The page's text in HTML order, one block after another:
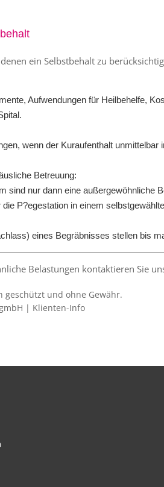
ein Selbstbehalt zu
Aufwendungen für Heilbehelfe,
wenn der Kuraufenthalt
Betreuung:
sind nur dann eine
P?egestation in einem
eines Begräbnisses stellen bis
Belastungen kontaktieren Sie
und ohne Gewähr.
| Klienten-Info